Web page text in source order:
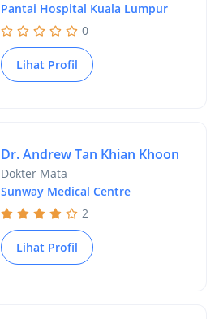
Pantai Hospital Kuala Lumpur
0
Lihat Profil
Dr. Andrew Tan Khian Khoon
Dokter Mata
Sunway Medical Centre
2
Lihat Profil